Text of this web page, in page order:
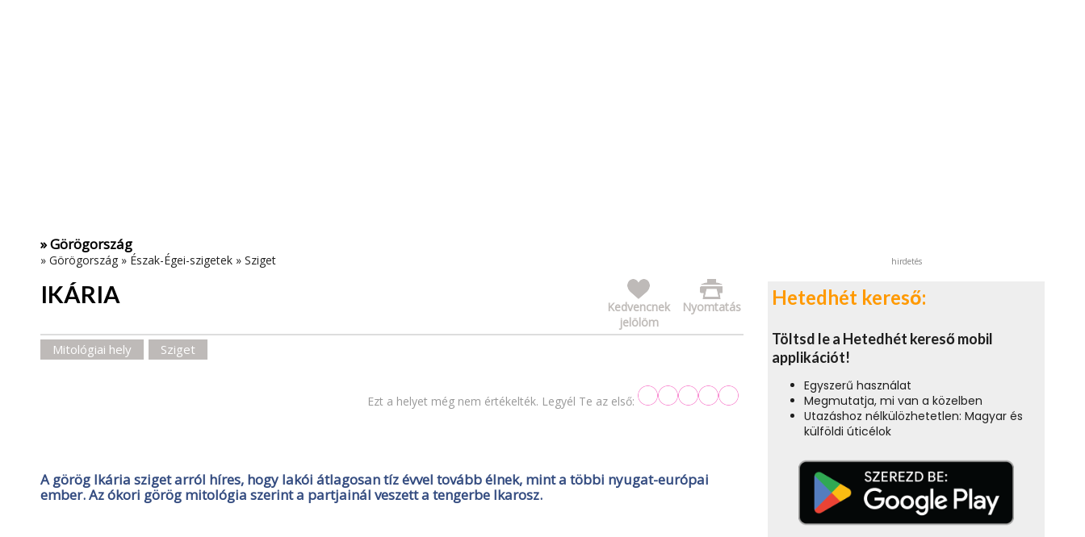
» Görögország
» Görögország » Észak-Égei-szigetek » Sziget
IKÁRIA Nyomtatás
Kedvencnek
jelölöm
Mitológiai hely Sziget
Ezt a helyet még nem értékelték. Legyél Te az első:
A görög Ikária sziget arról híres, hogy lakói átlagosan tíz évvel tovább élnek, mint a többi nyugat-európai
ember. Az ókori görög mitológia szerint a partjainál veszett a tengerbe Ikarosz.
hirdetés
Hetedhét kereső:
Töltsd le a Hetedhét kereső mobil
applikációt!
Egyszerű használat
Megmutatja, mi van a közelben
Utazáshoz nélkülözhetetlen: Magyar és
külföldi úticélok